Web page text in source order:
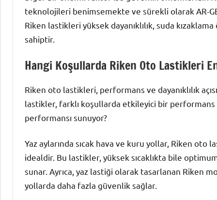
teknolojileri benimsemekte ve sürekli olarak AR-
Riken lastikleri yüksek dayanıklılık, suda
sahiptir.
Hangi Koşullarda Riken Oto Lastikleri
Riken oto lastikleri, performans ve dayanıklılık
lastikler, farklı koşullarda etkileyici bir
performansı sunuyor?
Yaz aylarında sıcak hava ve kuru yollar, Riken
idealdir. Bu lastikler, yüksek sıcaklıkta bile
sunar. Ayrıca, yaz lastiği olarak tasarlanan Riken
yollarda daha fazla güvenlik sağlar.